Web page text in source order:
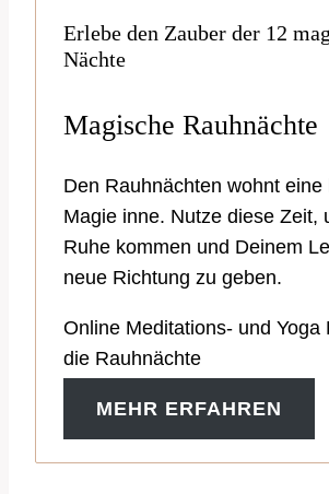
Erlebe den Zauber der 12
Nächte
Magische Rauhnächte
Den Rauhnächten wohnt eine
Magie inne. Nutze diese Zeit,
Ruhe kommen und Deinem
neue Richtung zu geben.
Online Meditations- und Yoga
die Rauhnächte
MEHR ERFAHREN